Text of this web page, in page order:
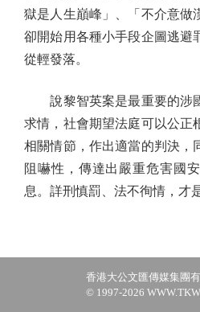
獄是人生巔峰」、「不介意做
卻開始用各種小手段企圖逃避
從輕發落。
說黎智英案是最重要的涉
求情，社會期望法庭可以公正
相關情節，作出適當的判決，
阻嚇性，傳達出嚴重危害國
息。詳刑慎罰、法不徇情，才
香港大公文匯傳媒集團
© 1997-2026